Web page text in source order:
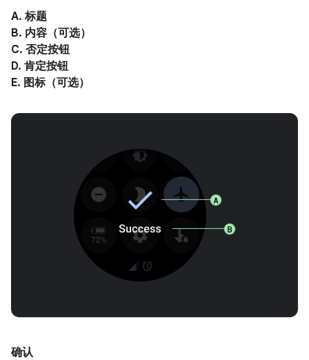
A. 标题
B. 内容（可选）
C. 否定按钮
D. 肯定按钮
E. 图标（可选）
确认